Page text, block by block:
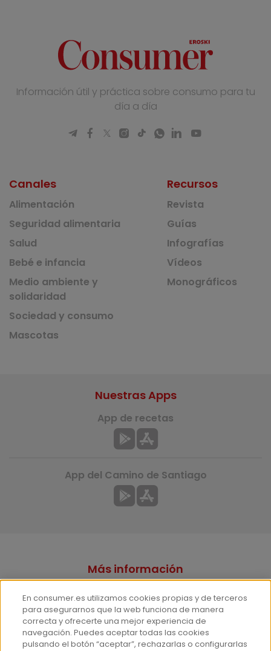
Información útil y práctica sobre consumo para tu
día a día
Canales
Alimentación
Seguridad alimentaria
Salud
Bebé e infancia
Medio ambiente y
solidaridad
Sociedad y consumo
Mascotas
Recursos
Revista
Guías
Infografías
Vídeos
Monográficos
Más información
Hemeroteca
Contacto
Prensa
Nuestras Apps
App de recetas
App del Camino de Santiago
En consumer.es utilizamos cookies propias y de terceros
para asegurarnos que la web funciona de manera
correcta y ofrecerte una mejor experiencia de
navegación. Puedes aceptar todas las cookies
pulsando el botón “aceptar”, rechazarlas o configurarlas